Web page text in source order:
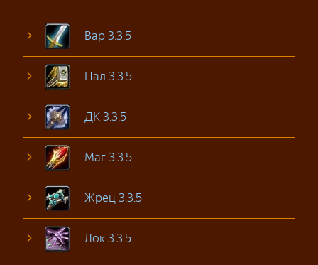
Вар 3.3.5
Пал 3.3.5
ДК 3.3.5
Маг 3.3.5
Жрец 3.3.5
Лок 3.3.5